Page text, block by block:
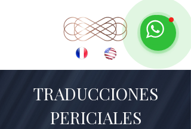
TRADUCCIONES
PERICIALES